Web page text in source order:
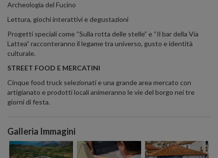
Archeologia del Fucino
Lettura, giochi interattivi e degustazioni
Progetti speciali come “Sulla rotta delle stelle” e “Il bar della Via
Lattea” racconteranno il legame tra universo, gusto e identità
culturale.
STREET FOOD E MERCATINI
Cinque food truck selezionati e una grande area mercato con
artigianato e prodotti locali animeranno le vie del borgo nei tre
giorni di festa.
Galleria Immagini